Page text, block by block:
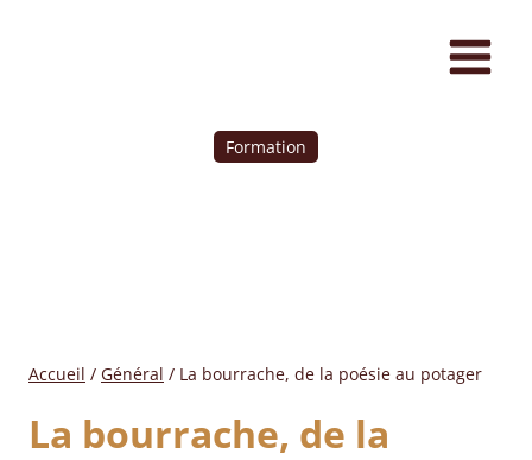
Formation
Accueil / Général / La bourrache, de la poésie au potager
La bourrache, de la